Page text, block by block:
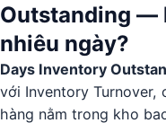
Outstanding —
nhiêu ngày?
Days Inventory
với Inventory Turnover,
hàng nằm trong kho